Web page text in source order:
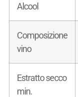
Alcool
Composizione
vino
Estratto secco
min.